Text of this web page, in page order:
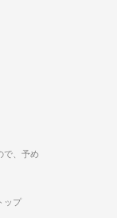
で、予め
ップ